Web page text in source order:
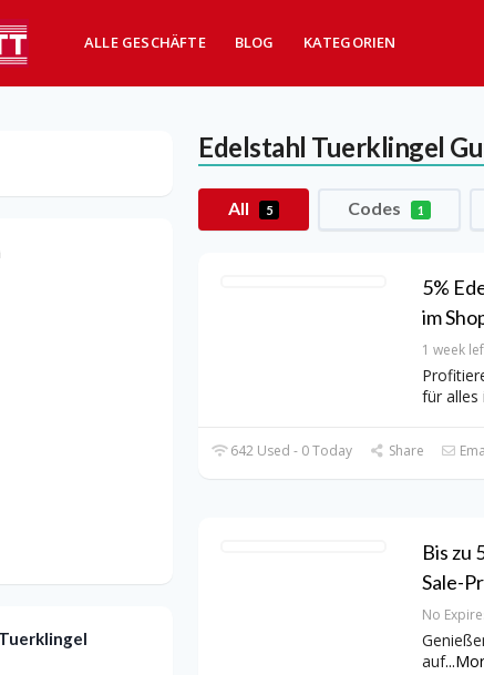
ALLE GESCHÄFTE BLOG KATEGORIEN
Edelstahl Tuerklingel
All 5 Codes 1
5%
im
1 week
für alles
642 Used - 0 Today Share
Bis zu
Sale-
No
auf...